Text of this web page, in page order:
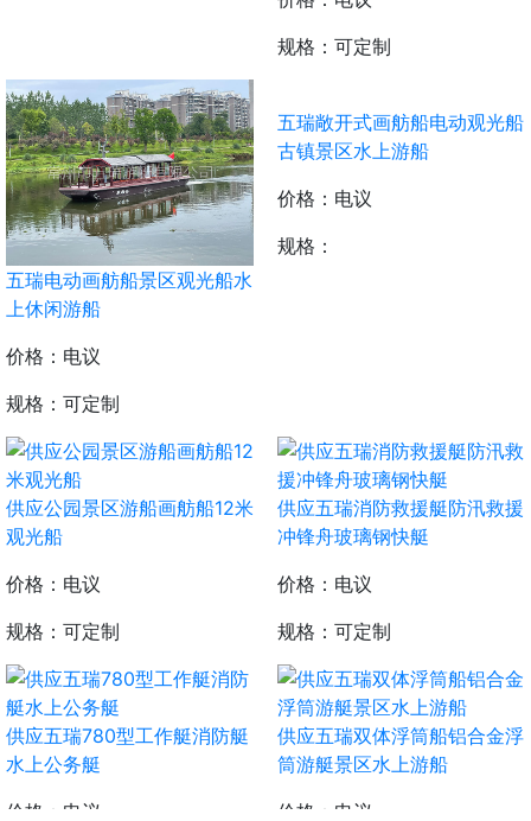
规格：可定制
五瑞电动画舫船景区观光船水
上休闲游船
价格：电议
规格：可定制
供应公园景区游船画舫船12米
观光船
价格：电议
规格：可定制
供应五瑞消防救援艇防汛救援
冲锋舟玻璃钢快艇
供应五瑞780型工作艇消防艇
水上公务艇
供应五瑞双体浮筒船铝合金浮
筒游艇景区水上游船